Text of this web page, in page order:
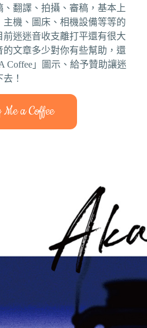
翻譯、拍攝、審稿，基本上
機、圖床、相機設備等等的
迷迷音收支離打平還有很大
文章多少對你有些幫助，還
Coffee」圖示、給予贊助讓迷
！
a Coffee